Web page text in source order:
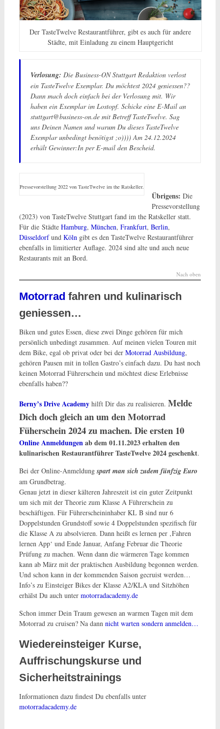
Der TasteTwelve Restaurantführer, gibt es auch für andere
Städte, mit Einladung zu einem Hauptgericht
Verlosung: Die Business-ON Stuttgart Redaktion verlost
ein TasteTwelve Exemplar. Du möchtest 2024 geniessen??
Dann mach doch einfach bei der Verlosung mit. Wir
haben ein Exemplar im Lostopf. Schicke eine E-Mail an
stuttgart@business-on.de mit Betreff TasteTwelve. Sag
uns Deinen Namen und warum Du dieses TasteTwelve
Exemplar unbedingt benötigst ;o)))) Am 24.12.2024
erhält Gewinner:In per E-mail den Bescheid.
Pressevorstellung 2022 von TasteTwelve im the Ratskeller.
Übrigens: Die
Pressevorstellung
(2023) von TasteTwelve Stuttgart fand im the Ratskeller statt.
Für die Städte Hamburg, München, Frankfurt, Berlin,
Düsseldorfund Kölngibt es den TasteTwelve Restaurantführer
ebenfalls in limitierter Auflage. 2024 sind alte und auch neue
Restaurants mit an Bord.
Nach oben
Motorrad fahren und kulinarisch
geniessen…
Biken und gutes Essen, diese zwei Dinge gehören für mich
persönlich unbedingt zusammen. Auf meinen vielen Touren mit
dem Bike, egal ob privat oder bei der Motorrad Ausbildung,
gehören Pausen mit in tollen Gastro’s einfach dazu. Du hast noch
keinen Motorrad Führerschein und möchtest diese Erlebnisse
ebenfalls haben??
Berny’s Drive Academyhilft Dir das zu realisieren. Melde
Dich doch gleich an um den Motorrad
Füherschein 2024 zu machen. Die ersten 10
Online Anmeldungenab dem 01.11.2023 erhalten den
kulinarischen Restaurantführer TasteTwelve 2024 geschenkt.
Bei der Online-Anmeldungspart man sich zudem fünfzig Euro
am Grundbetrag.
Genau jetzt in dieser kälteren Jahreszeit ist ein guter Zeitpunkt
um sich mit der Theorie zum Klasse A Führerschein zu
beschäftigen. Für Führerscheininhaber KL B sind nur 6
Doppelstunden Grundstoff sowie 4 Doppelstunden spezifisch für
die Klasse A zu absolvieren. Dann heißt es lernen per ‚Fahren
lernen App‘ und Ende Januar, Anfang Februar die Theorie
Prüfung zu machen. Wenn dann die wärmeren Tage kommen
kann ab März mit der praktischen Ausbildung begonnen werden.
Und schon kann in der kommenden Saison gecruist werden…
Info’s zu Einsteiger Bikes der Klasse A2/KLA und Sitzhöhen
erhälst Du auch unter motorradacademy.de
Schon immer Dein Traum gewesen an warmen Tagen mit dem
Motorrad zu cruisen? Na dann nicht warten sondern anmelden…
Wiedereinsteiger Kurse,
Auffrischungskurse und
Sicherheitstrainings
Informationen dazu findest Du ebenfalls unter
motorradacademy.de